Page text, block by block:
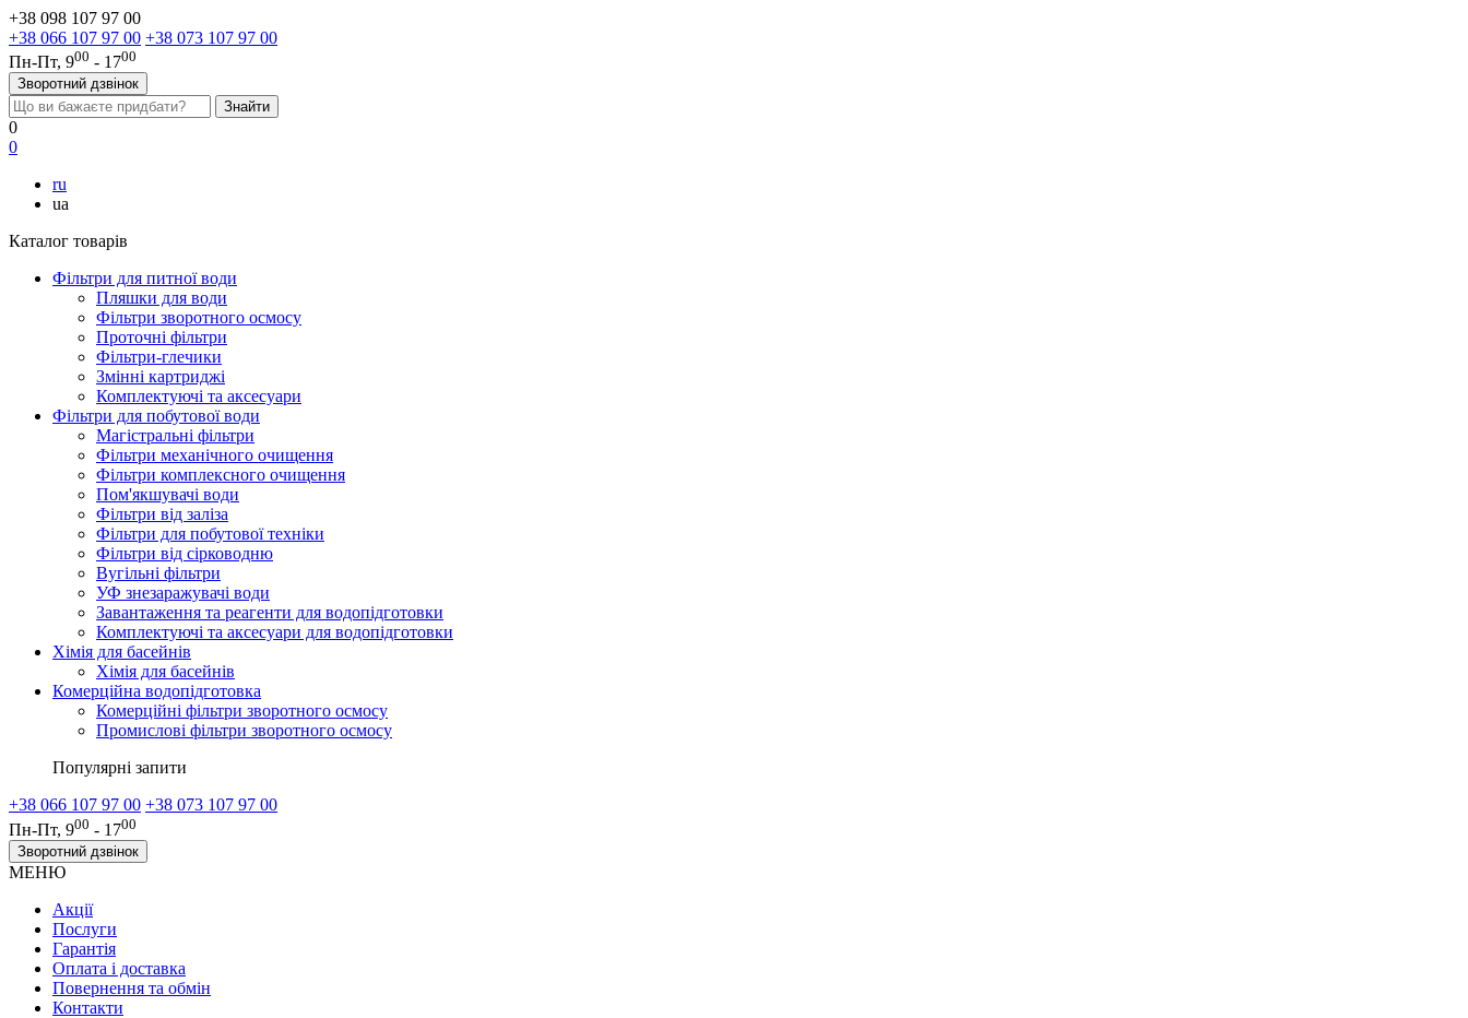
+38 098 107 97 00
+38 066 107 97 00 +38 073 107 97 00
Пн-Пт, 900 - 1700
Зворотний дзвінок
0
0
ru
ua
Каталог товарів
Фільтри для питної води
Пляшки для води
Фільтри зворотного осмосу
Проточні фільтри
Фільтри-глечики
Змінні картриджі
Комплектуючі та аксесуари
Фільтри для побутової води
Магістральні фільтри
Фільтри механічного очищення
Фільтри комплексного очищення
Пом'якшувачі води
Фільтри від заліза
Фільтри для побутової техніки
Фільтри від сірководню
Вугільні фільтри
УФ знезаражувачі води
Завантаження та реагенти для водопідготовки
Комплектуючі та аксесуари для водопідготовки
Хімія для басейнів
Хімія для басейнів
Комерційна водопідготовка
Комерційні фільтри зворотного осмосу
Промислові фільтри зворотного осмосу
Популярні запити
+38 066 107 97 00 +38 073 107 97 00
Пн-Пт, 900 - 1700
Зворотний дзвінок
МЕНЮ
Акції
Послуги
Гарантія
Оплата і доставка
Повернення та обмін
Контакти